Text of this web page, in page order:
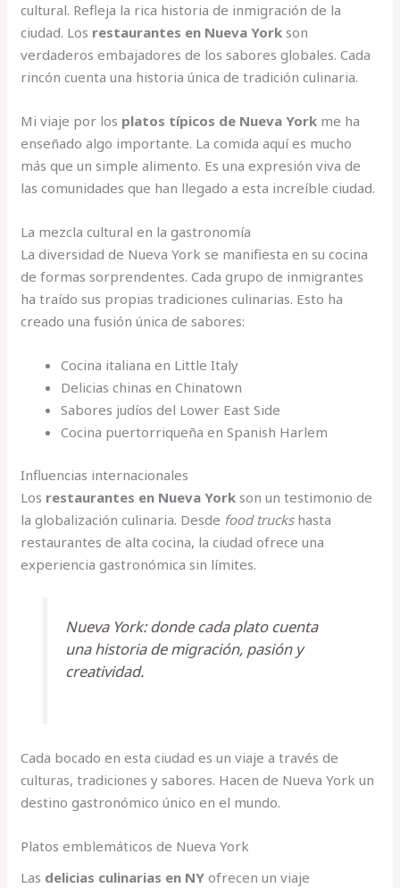
cultural. Refleja la rica historia de inmigración de la
ciudad. Los restaurantes en Nueva York son
verdaderos embajadores de los sabores globales. Cada
rincón cuenta una historia única de tradición culinaria.
Mi viaje por los platos típicos de Nueva York me ha
enseñado algo importante. La comida aquí es mucho
más que un simple alimento. Es una expresión viva de
las comunidades que han llegado a esta increíble ciudad.
La mezcla cultural en la gastronomía
La diversidad de Nueva York se manifiesta en su cocina
de formas sorprendentes. Cada grupo de inmigrantes
ha traído sus propias tradiciones culinarias. Esto ha
creado una fusión única de sabores:
Cocina italiana en Little Italy
Delicias chinas en Chinatown
Sabores judíos del Lower East Side
Cocina puertorriqueña en Spanish Harlem
Influencias internacionales
Los restaurantes en Nueva York son un testimonio de
la globalización culinaria. Desde food truckshasta
restaurantes de alta cocina, la ciudad ofrece una
experiencia gastronómica sin límites.
Nueva York: donde cada plato cuenta
una historia de migración, pasión y
creatividad.
Cada bocado en esta ciudad es un viaje a través de
culturas, tradiciones y sabores. Hacen de Nueva York un
destino gastronómico único en el mundo.
Platos emblemáticos de Nueva York
Las delicias culinarias en NY ofrecen un viaje